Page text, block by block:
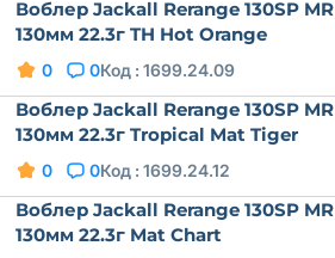
Воблер Jackall Rerange 130SP MR
130мм 22.3г TH Hot Orange
0 0Код : 1699.24.09
Воблер Jackall Rerange 130SP MR
130мм 22.3г Tropical Mat Tiger
0 0Код : 1699.24.12
Воблер Jackall Rerange 130SP MR
130мм 22.3г Mat Chart